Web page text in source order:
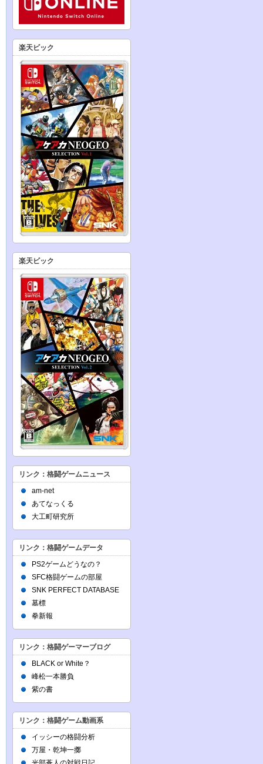
楽天ビック
楽天ビック
リンク：格闘ゲームニュース
am-net
あてなっくる
大工町研究所
リンク：格闘ゲームデータ
PS2ゲームどうなの？
SFC格闘ゲームの部屋
SNK PERFECT DATABASE
墓標
拳新報
リンク：格闘ゲーマーブログ
BLACK or White？
峰松一本勝負
紫の書
リンク：格闘ゲーム動画系
イッシーの格闘分析
万屋・乾坤一擲